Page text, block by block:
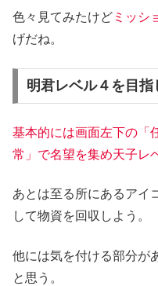
色々見てみたけど ミッシ
げだね。
明君レベル４を目指
基本的には画面左下の「
常」で名望を集め天子レ
あとは至る所にあるアイ
して物資を回収しよう。
他には気を付ける部分が
と思う。